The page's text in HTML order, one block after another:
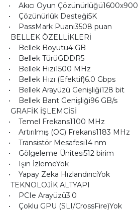
• Akıcı Oyun Çözünürlüğü1600x900
• Çözünürlük Desteği5K
• PassMark Puanı3508 puan
BELLEK ÖZELLİKLERİ
• Bellek Boyutu4 GB
• Bellek TürüGDDR5
• Bellek Hızı1500 MHz
• Bellek Hızı (Efektif)6.0 Gbps
• Bellek Arayüzü Genişliği128 bit
• Bellek Bant Genişliği96 GB/s
GRAFİK İŞLEMCİSİ
• Temel Frekans1100 MHz
• Artırılmış (OC) Frekans1183 MHz
• Transistör Mesafesi14 nm
• Gölgeleme Ünitesi512 birim
• Işın İzlemeYok
• Yapay Zeka HızlandırıcıYok
TEKNOLOJİK ALTYAPI
• PCIe Arayüzü3.0
• Çoklu GPU (SLI/CrossFire)Yok